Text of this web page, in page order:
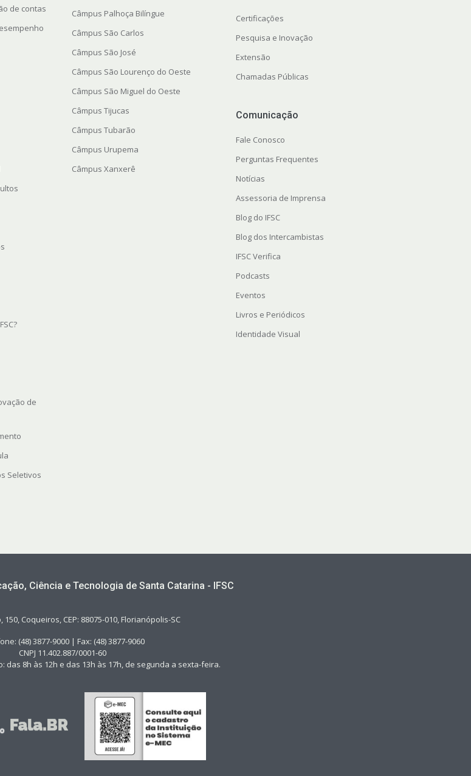
de contas
de
Seletivos
Câmpus Palhoça Bilíngue
Câmpus São Carlos
Câmpus São José
Câmpus São Lourenço do Oeste
Câmpus São Miguel do Oeste
Câmpus Tijucas
Câmpus Tubarão
Câmpus Urupema
Câmpus Xanxerê
Certificações
Pesquisa e Inovação
Extensão
Chamadas Públicas
Comunicação
Fale Conosco
Perguntas Frequentes
Notícias
Assessoria de Imprensa
Blog do IFSC
Blog dos Intercambistas
IFSC Verifica
Podcasts
Eventos
Livros e Periódicos
Identidade Visual
Ciência e Tecnologia de Santa Catarina - IFSC
150, Coqueiros, CEP: 88075-010, Florianópolis-SC
(48) 3877-9000 | Fax: (48) 3877-9060
CNPJ 11.402.887/0001-60
das 8h às 12h e das 13h às 17h, de segunda a sexta-feira.